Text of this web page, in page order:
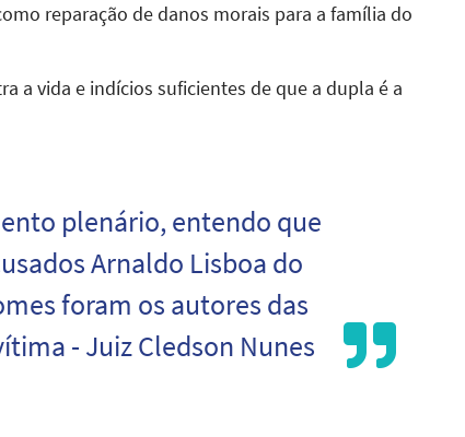
reparação de danos morais para a família do
a vida e indícios suficientes de que a dupla é a
plenário, entendo que
Arnaldo Lisboa do
foram os autores das
- Juiz Cledson Nunes